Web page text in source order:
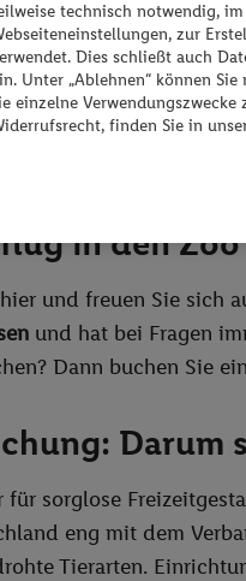
Traumferien im
in den
und freuen Sie sich
und hat bei Fragen
Dann buchen Sie
Darum
sorglose
eng mit dem
Tierarten.
technisch notwendig,
zur
Dies schließt auch
Unter „Ablehnen“ können
einzelne
finden Sie in